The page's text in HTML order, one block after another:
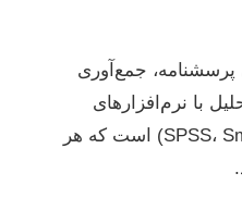
جمع‌آوری
با نرم‌افزارهای
آماری (مانند SPSS، SmartPLS، AMOS) است که هر